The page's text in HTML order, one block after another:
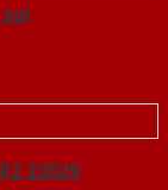
soi
23029